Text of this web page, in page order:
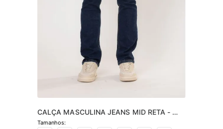
CALÇA MASCULINA JEANS MID RETA -
JEANS ESCURO